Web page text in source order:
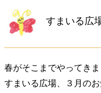
すまいる広
春がそこまでやってきま
すまいる広場、３月のお